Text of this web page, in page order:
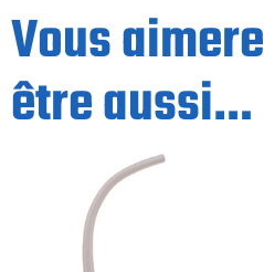
Vous
être aussi…